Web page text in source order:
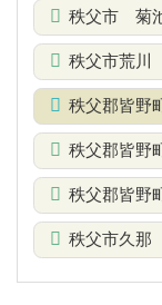
秩父市 菊
秩父市荒
秩父郡皆野
秩父郡皆
秩父郡皆
秩父市久